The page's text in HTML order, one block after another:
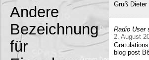
Andere
Bezeichnung
für
Gruß Dieter
Radio User
2. August
blog post